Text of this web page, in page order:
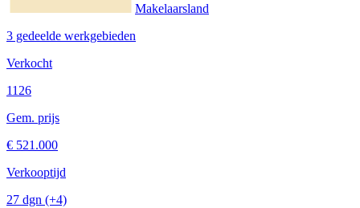
Makelaarsland
3 gedeelde werkgebieden
Verkocht
1126
Gem. prijs
€ 521.000
Verkooptijd
27 dgn (+4)